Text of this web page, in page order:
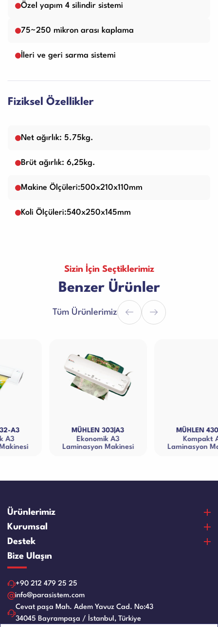
Özel yapım 4 silindir sistemi
75~250 mikron arası kaplama
İleri ve geri sarma sistemi
Fiziksel Özellikler
Net ağırlık: 5.75kg.
Brüt ağırlık: 6,25kg.
Makine Ölçüleri:500x210x110mm
Koli Ölçüleri:540x250x145mm
Sizin İçin Seçtiklerimiz
Benzer Ürünler
Tüm Ürünlerimiz
MÜHLEN 303|A3
Ekonomik A3
Laminasyon Makinesi
MÜHLEN 430-A3
Kompakt A3
Laminasyon Makinası
Ürünlerimiz
Para Sayma Makineleri
Para Kontrol Makineleri
Bozuk Para Sayma Makineleri
Elektronik Çelik Para Kasaları
Nakit Para Çekmeceleri
Evrak Kağıt İmha Makineleri
Laminasyon Makineleri
Ciltleme Makineleri
Kurumsal
Hakkımızda
Vizyon & Misyon
Sertifikalar
Referanslar
İnsan Kaynakları
Blog
Destek
Satın Alma Ve Ödeme
Garanti ve Memnuniyet
Ürün Bakım Videoları
Servis Talep Formu
Bayilik
İş Başvuru Formu
Bize Ulaşın
+90 212 479 25 25
info@parasistem.com
Cevat paşa Mah. Adem Yavuz Cad. No:43
34045 Bayrampaşa / İstanbul, Türkiye